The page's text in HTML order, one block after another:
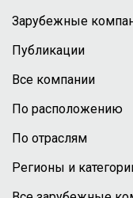
Зарубежные
Публикации
Все компании
По расположению
По отраслям
Регионы и